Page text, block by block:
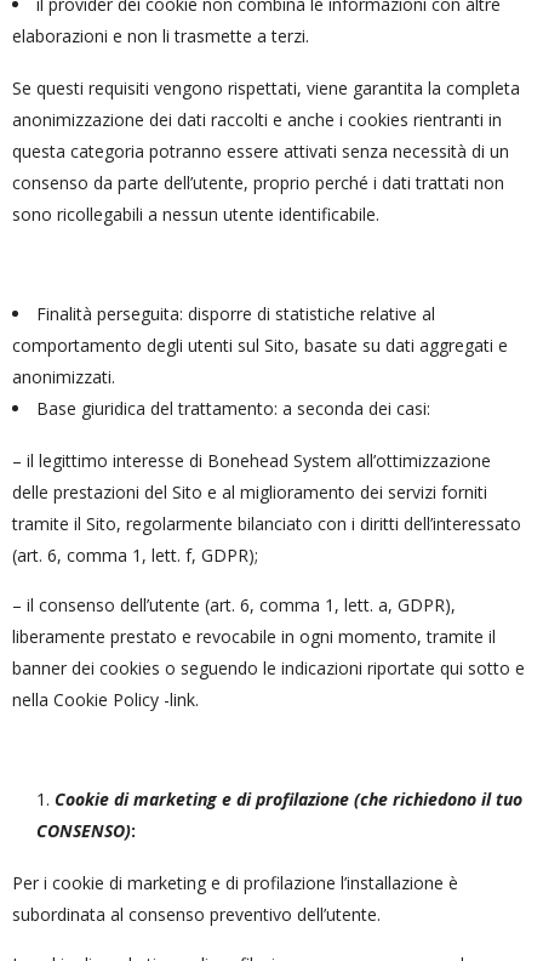
il provider dei cookie non combina le informazioni con altre
elaborazioni e non li trasmette a terzi.
Se questi requisiti vengono rispettati, viene garantita la completa
anonimizzazione dei dati raccolti e anche i cookies rientranti in
questa categoria potranno essere attivati senza necessità di un
consenso da parte dell’utente, proprio perché i dati trattati non
sono ricollegabili a nessun utente identificabile.
Finalità perseguita: disporre di statistiche relative al
comportamento degli utenti sul Sito, basate su dati aggregati e
anonimizzati.
Base giuridica del trattamento: a seconda dei casi:
– il legittimo interesse di Bonehead System all’ottimizzazione
delle prestazioni del Sito e al miglioramento dei servizi forniti
tramite il Sito, regolarmente bilanciato con i diritti dell’interessato
(art. 6, comma 1, lett. f, GDPR);
– il consenso dell’utente (art. 6, comma 1, lett. a, GDPR),
liberamente prestato e revocabile in ogni momento, tramite il
banner dei cookies o seguendo le indicazioni riportate qui sotto e
nella Cookie Policy -link.
Cookie di marketing e di profilazione (che richiedono il tuo
CONSENSO):
Per i cookie di marketing e di profilazione l’installazione è
subordinata al consenso preventivo dell’utente.